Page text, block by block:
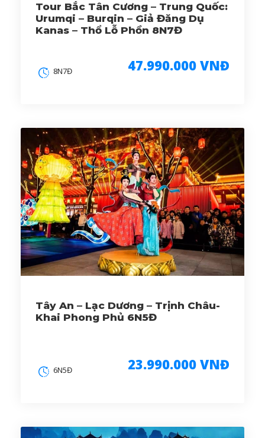
Tour Bắc Tân Cương – Trung Quốc:
Urumqi – Burqin – Giả Đăng Dụ
Kanas – Thổ Lỗ Phồn 8N7Đ
47.990.000 VNĐ
8N7Đ
Tây An – Lạc Dương – Trịnh Châu-
Khai Phong Phủ 6N5Đ
23.990.000 VNĐ
6N5Đ